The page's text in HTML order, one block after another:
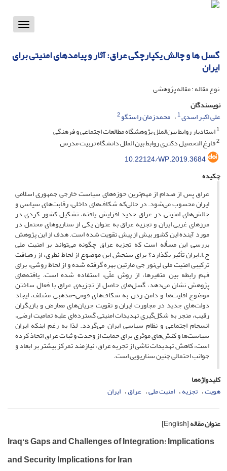
Toggle
گسل ها و چالش یکپارچگی عراق: آثار و پیامدهای امنیتی برای
ایران ‏
نوع مقاله : مقاله پژوهشی
نویسندگان
علی اکبر اسدی1 محمدزمان راستگو2
1استادیار روابط بین‌الملل پژوهشگاه مطالعات اجتماعی و فرهنگی
2فارغ التحصیل دکتری روابط بین الملل دانشگاه تربیت مدرس
10.22124/WP.2019.3684
چکیده
عراق پس از صدام از مهم‌ترین حوزه‌های سیاست خارجی جمهوری اسلامی
ایران محسوب می‌شود. در حالی‌که شکاف‌های داخلی، رقابت‌های سیاسی و
چالش‌های امنیتی در عراق جدید افزایش یافته، تشکیل کشور کردی در
مرزهای غربی ایران و تجزیه عراق به عنوان یکی از سناریوهای محتمل در
مورد آینده این کشور بیش از پیش تقویت شده است. هدف از این پژوهش
بررسی این مسأله است که تجزیه عراق چگونه می‌تواند بر امنیت ملی
ج.ا.ایران تأثیر بگذارد؟ برای سنجش این موضوع از لحاظ نظری، از رهیافت
ترکیبی امنیت ملی لی‌نور جی مارتین بهره گرفته شده و از لحاظ روشی، برای
فهم رابطه بین متغیرها، از روش علّی، استفاده شده است. یافته‌های
پژوهش نشان می‌دهد، گسل‌های حاصل از تجزیه‌ی عراق با فعال ساختن
موضوع اقلیت‌ها و دامن زدن به شکاف‌های قومی-مذهبی مختلف، ایجاد
دولت‌های جدید در مجاورت ایران و تقویت جریان‌های معارض و بازیگران
رقیب، منجر به شکل‌گیری تهدیدات امنیتی گسترده‌ای علیه تمامیت ارضی،
انسجام اجتماعی و نظام سیاسی ایران می‌گردد. لذا به رغم اینکه ایران
سیاست‌ها و کنش‌های موثری برای حمایت از وحدت و ثبات عراق اتخاذ کرده
است، کاهش تهدیدات ناشی از تجریه عراق، نیازمند تمرکز بیشتر بر ابعاد و
جوانب احتمالی چنین سناریویی است.
کلیدواژه‌ها
هویت تجزیه امنیت ملی عراق ایران
عنوان مقاله[English]
Iraq's Gaps and Challenges of Integration: Implications
and Security Implications for Iran